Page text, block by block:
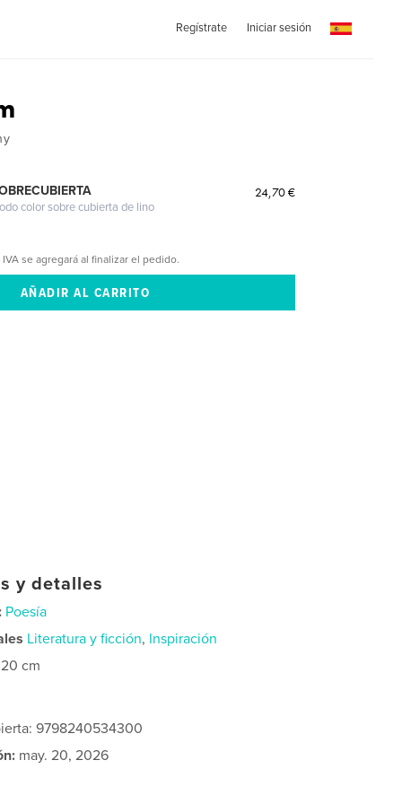
Regístrate Iniciar sesión
color sobre cubierta de lino
24,70 €
IVA se agregará al finalizar el pedido.
y detalles
Poesía
Literatura y ficción, Inspiración
cm
9798240534300
may. 20, 2026